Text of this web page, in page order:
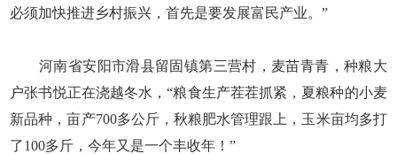
必须加快推进乡村振兴，首先是要发展富民产业。”
河南省安阳市滑县留固镇第三营村，麦苗青青，种粮大
户张书悦正在浇越冬水，“粮食生产茬茬抓紧，夏粮种的小麦
新品种，亩产700多公斤，秋粮肥水管理跟上，玉米亩均多打
了100多斤，今年又是一个丰收年！”